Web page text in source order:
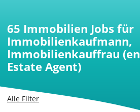
Alle Filter
65 Immobilien Jobs für
Immobilienkaufmann,
Immobilienkauffrau
Estate Agent)